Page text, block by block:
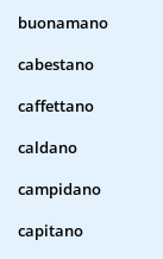
buonamano
cabestano
caffettano
caldano
campidano
capitano